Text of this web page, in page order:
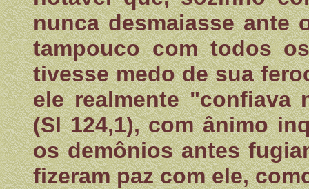
nunca desmaiasse ante
tampouco com todos
tivesse medo de sua
ele realmente "confiava
(Sl 124,1), com ânimo
os demônios antes
fizeram paz com ele,